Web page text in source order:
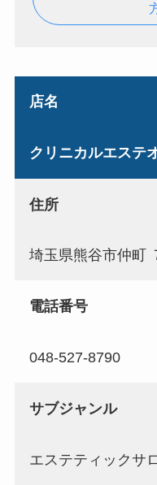
店名
クリニカルエステ
住所
埼玉県熊谷市仲町
電話番号
048-527-8790
サブジャンル
エステティックサ